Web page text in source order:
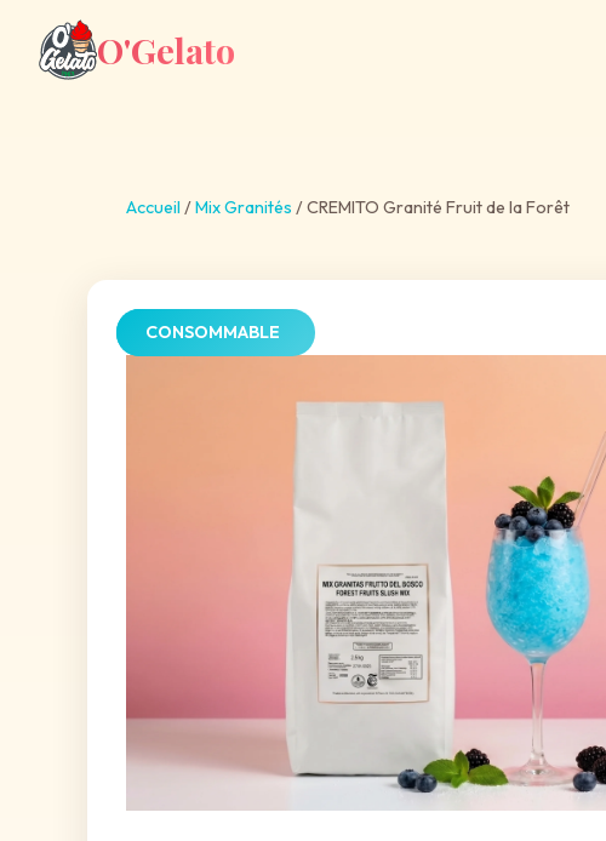
O'Gelato
Accueil /Mix Granités /CREMITO Granité Fruit de la Forêt
Nouveauté 2026
CONSOMMABLE